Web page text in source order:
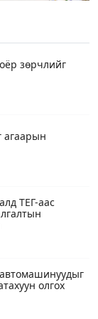
зөрчлийг
агаарын
ТЕГ-аас
олгох